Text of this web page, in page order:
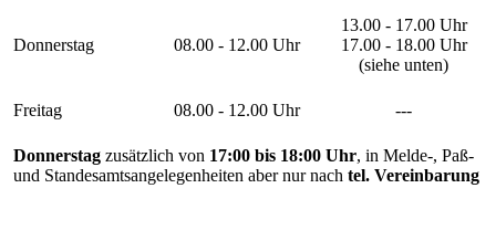
Donnerstag 08.00 - 12.00 Uhr
13.00 - 17.00 Uhr
17.00 - 18.00 Uhr
(siehe unten)
Freitag 08.00 - 12.00 Uhr ---
Donnerstag zusätzlich von 17:00 bis 18:00 Uhr, in Melde-, Paß-
und Standesamtsangelegenheiten aber nur nach tel. Vereinbarung